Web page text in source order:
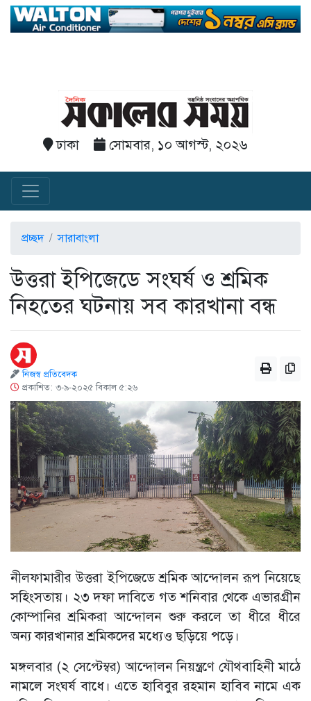
ঢাকা সোমবার, ১০ আগস্ট, ২০২৬
প্রচ্ছদ সারাবাংলা
উত্তরা ইপিজেডে সংঘর্ষ ও শ্রমিক
নিহতের ঘটনায় সব কারখানা বন্ধ
নিজস্ব প্রতিবেদক
প্রকাশিত: ৩-৯-২০২৫ বিকাল ৫:২৬
নীলফামারীর উত্তরা ইপিজেডে শ্রমিক আন্দোলন রূপ নিয়েছে
সহিংসতায়। ২৩ দফা দাবিতে গত শনিবার থেকে এভারগ্রীন
কোম্পানির শ্রমিকরা আন্দোলন শুরু করলে তা ধীরে ধীরে
অন্য কারখানার শ্রমিকদের মধ্যেও ছড়িয়ে পড়ে।
মঙ্গলবার (২ সেপ্টেম্বর) আন্দোলন নিয়ন্ত্রণে যৌথবাহিনী মাঠে
নামলে সংঘর্ষ বাধে। এতে হাবিবুর রহমান হাবিব নামে এক